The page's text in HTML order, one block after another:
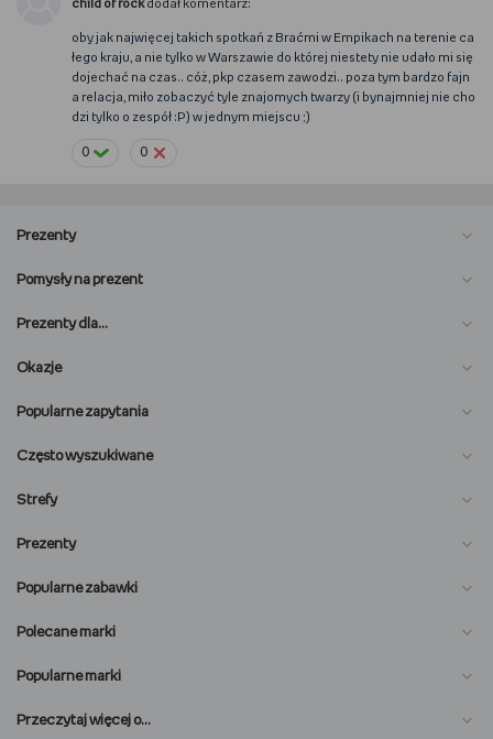
child of rock dodał komentarz:
oby jak najwięcej takich spotkań z Braćmi w Empikach na terenie ca
łego kraju, a nie tylko w Warszawie do której niestety nie udało mi się
dojechać na czas.. cóż, pkp czasem zawodzi.. poza tym bardzo fajn
a relacja, miło zobaczyć tyle znajomych twarzy (i bynajmniej nie cho
dzi tylko o zespół :P) w jednym miejscu ;)
0 0
Prezenty
Pomysły na prezent
Prezenty dla…
Okazje
Popularne zapytania
Często wyszukiwane
Strefy
Prezenty
Popularne zabawki
Polecane marki
Popularne marki
Przeczytaj więcej o…
O nas